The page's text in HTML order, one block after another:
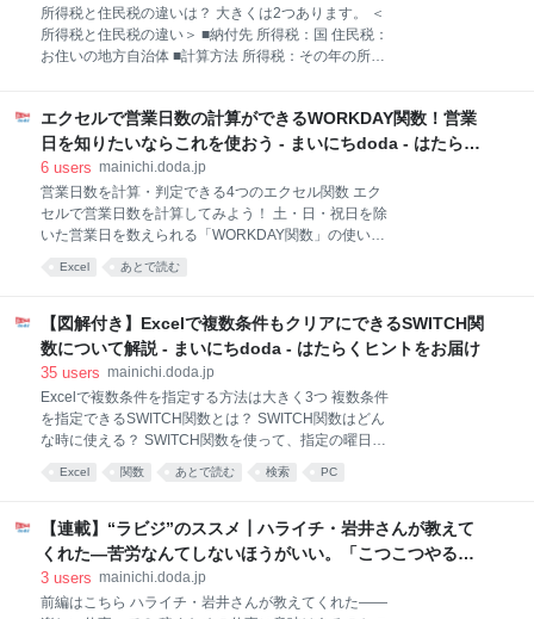
りのゲルインクボールペン「uni-ball one」（三菱鉛
筆）です。 ただ、いくら「クッキリ発色ですよ」とア
ピールされても、実際にどれぐらいクッキリしている
うすればクッキリ加減が分かるのかと言えば、話は簡
単。他のボールペンと比べてみれば一目瞭然でしょ
う。逆にパッと
所得税と住民税の違いは？ 大きくは2つあります。 ＜
所得税と住民税の違い＞ ■納付先 所得税：国 住民税：
お住いの地方自治体 ■計算方法 所得税：その年の所得
に？ 会社員が支払う税金のうち、「所得税」が最もイ
メージがわきづらいのではないでしょうか。それは、
所得という聞きなれない言葉のせいもあるはず。まず
は、所得税にまつわる用語を理解していきましょう
（ここでは会社員の話に絞って解説します）。 ・収
入…会社から支払われるお給料のこと ・所得…収入か
税とは、個人の所得に対して、一定の税率で国から課
要がありますが、会社員の場合、会社が所得税を計算
して給与から前取りし、代わりに納めてくれます。こ
れを、
エクセルで営業日数の計算ができるWORKDAY関数！営業
日を知りたいならこれを使おう - まいにちdoda - はたらく
ヒントをお届け
6 users mainichi.doda.jp
営業日数を計算・判定できる4つのエクセル関数 エク
セルで営業日数を計算してみよう！ 土・日・祝日を除
いた営業日を数えられる「WORKDAY関数」の使い方
指定期間内の営業日数を計算できる
「NETWORKDAYS関数」の使い方 平日休みなら
から営業日数を逆算する方法 関数を使って作業を単純
化・効率化しよう！ ビジネスシーンでは「営業日で何
日」「土日を除いて何日後」といった日付の計算の仕
の計算をしてくれるMicrosoft Excel（以下、エクセ
ル）の関数を紹介します。見積書や請求書、スケジュ
ール管理などで活躍してくれる関数なので、ぜひ参考
にしてみてください。 その他、Excel（エクセル）で
Excel あとで読む
【図解付き】Excelで複数条件もクリアにできるSWITCH関
数について解説 - まいにちdoda - はたらくヒントをお届け
35 users mainichi.doda.jp
Excelで複数条件を指定する方法は大きく3つ 複数条件
を指定できるSWITCH関数とは？ SWITCH関数はどん
な時に使える？ SWITCH関数を使って、指定の曜日だ
けを抜き出す SWITCH関数を使って、部署に対応する
コードを表示させる SWITCH関数を使って、スコアの
定する対象が複数か単数のどちらか」 IFS関数と
SWITCH関数のもうひとつの違いは「条件に幅を持た
せられるかどうか」 【まとめ】SWITCH関数は実務で
新たに追加された関数であるため、以下のバージョン
Excel 関数 あとで読む 検索 PC
【連載】“ラビジ”のススメ┃ハライチ・岩井さんが教えて
くれた―苦労なんてしないほうがいい。「こつこつやる奴
はごくろうさん」 - まいにちdoda - はたらくヒントをお届
け
3 users mainichi.doda.jp
前編はこちら ハライチ・岩井さんが教えてくれた――